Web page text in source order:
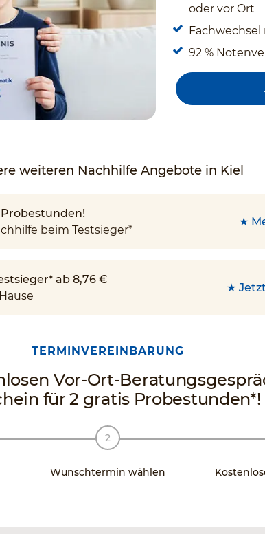
oder vor Ort
92 %
weiteren Nachhilfe Angebote in Kiel
beim Testsieger*
★
ab 8,76 €
★
TERMINVEREINBARUNG
Vor-Ort-
für 2 gratis Probestunden*!
Wunschtermin wählen